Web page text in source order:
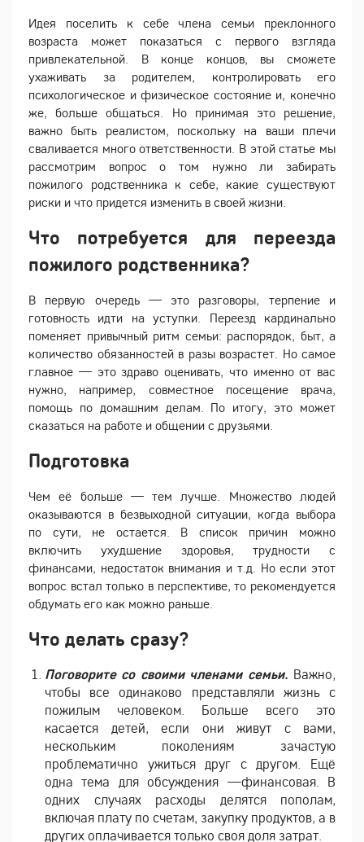
Идея поселить к себе члена семьи преклонного
возраста может показаться с первого взгляда
привлекательной. В конце концов, вы сможете
ухаживать за родителем, контролировать его
психологическое и физическое состояние и, конечно
же, больше общаться. Но принимая это решение,
важно быть реалистом, поскольку на ваши плечи
сваливается много ответственности. В этой статье мы
рассмотрим вопрос о том нужно ли забирать
пожилого родственника к себе, какие существуют
риски и что придется изменить в своей жизни.
Что потребуется для переезда
пожилого родственника?
В первую очередь — это разговоры, терпение и
готовность идти на уступки. Переезд кардинально
поменяет привычный ритм семьи: распорядок, быт, а
количество обязанностей в разы возрастет. Но самое
главное — это здраво оценивать, что именно от вас
нужно, например, совместное посещение врача,
помощь по домашним делам. По итогу, это может
сказаться на работе и общении с друзьями.
Подготовка
Чем её больше — тем лучше. Множество людей
оказываются в безвыходной ситуации, когда выбора
по сути, не остается. В список причин можно
включить ухудшение здоровья, трудности с
финансами, недостаток внимания и т.д. Но если этот
вопрос встал только в перспективе, то рекомендуется
обдумать его как можно раньше.
Что делать сразу?
Поговорите со своими членами семьи. Важно,
чтобы все одинаково представляли жизнь с
пожилым человеком. Больше всего это
касается детей, если они живут с вами,
нескольким поколениям зачастую
проблематично ужиться друг с другом. Ещё
одна тема для обсуждения —финансовая. В
одних случаях расходы делятся пополам,
включая плату по счетам, закупку продуктов, а в
других оплачивается только своя доля затрат.